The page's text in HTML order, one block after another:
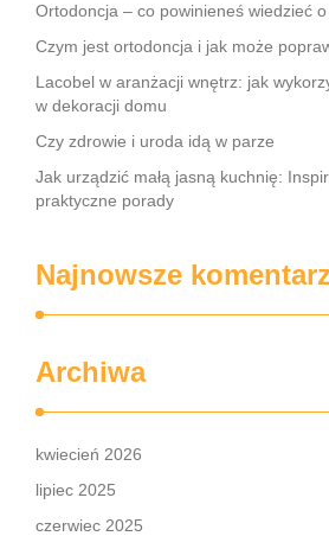
Ortodoncja – co powinieneś wiedzieć
Czym jest ortodoncja i jak może
Lacobel w aranżacji wnętrz: jak
w dekoracji domu
Czy zdrowie i uroda idą w parze
Jak urządzić małą jasną kuchnię:
praktyczne porady
Najnowsze
Archiwa
kwiecień 2026
lipiec 2025
czerwiec 2025